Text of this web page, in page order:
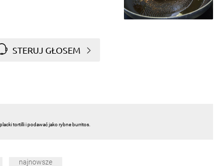
STERUJ GŁOSEM
tortilli i podawać jako rybne burritos.
najnowsze